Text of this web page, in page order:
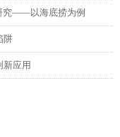
究——以海底捞为例
阱
新应用